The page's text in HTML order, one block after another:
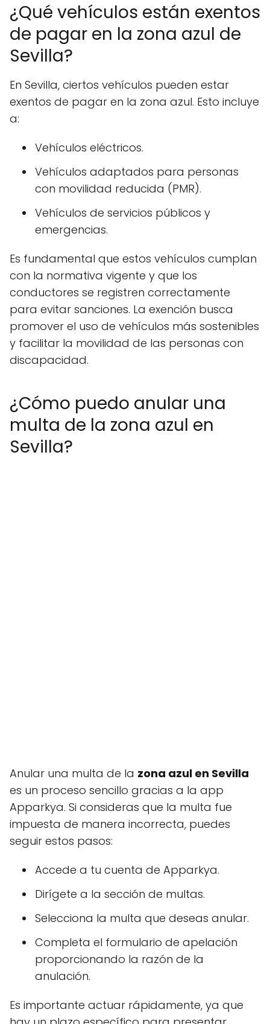
¿Qué vehículos están exentos
de pagar en la zona azul de
Sevilla?
En Sevilla, ciertos vehículos pueden estar
exentos de pagar en la zona azul. Esto incluye
a:
Vehículos eléctricos.
Vehículos adaptados para personas
con movilidad reducida (PMR).
Vehículos de servicios públicos y
emergencias.
Es fundamental que estos vehículos cumplan
con la normativa vigente y que los
conductores se registren correctamente
para evitar sanciones. La exención busca
promover el uso de vehículos más sostenibles
y facilitar la movilidad de las personas con
discapacidad.
¿Cómo puedo anular una
multa de la zona azul en
Sevilla?
Anular una multa de la zona azul en Sevilla
es un proceso sencillo gracias a la app
Apparkya. Si consideras que la multa fue
impuesta de manera incorrecta, puedes
seguir estos pasos:
Accede a tu cuenta de Apparkya.
Dirígete a la sección de multas.
Selecciona la multa que deseas anular.
Completa el formulario de apelación
proporcionando la razón de la
anulación.
Es importante actuar rápidamente, ya que